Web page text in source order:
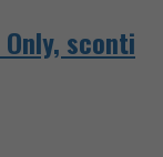
sconti